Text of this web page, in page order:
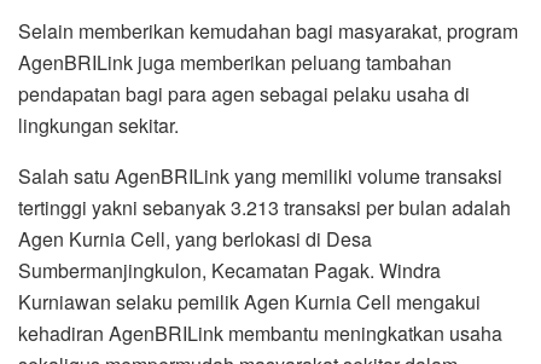
Selain memberikan kemudahan bagi masyarakat, program
AgenBRILink juga memberikan peluang tambahan
pendapatan bagi para agen sebagai pelaku usaha di
lingkungan sekitar.
Salah satu AgenBRILink yang memiliki volume transaksi
tertinggi yakni sebanyak 3.213 transaksi per bulan adalah
Agen Kurnia Cell, yang berlokasi di Desa
Sumbermanjingkulon, Kecamatan Pagak. Windra
Kurniawan selaku pemilik Agen Kurnia Cell mengakui
kehadiran AgenBRILink membantu meningkatkan usaha